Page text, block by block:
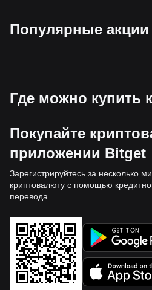
Популярные акции
Где можно купить
Покупайте
приложении Bitget
Зарегистрируйтесь за несколько
криптовалюту с помощью
перевода.